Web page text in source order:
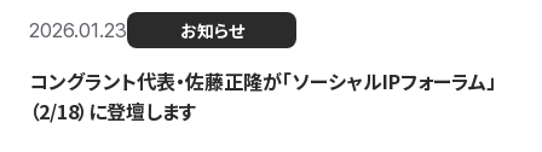
2026.01.23 お知らせ
コングラント代表・佐藤正隆が「ソーシャルIPフォーラム」
（2/18）に登壇します